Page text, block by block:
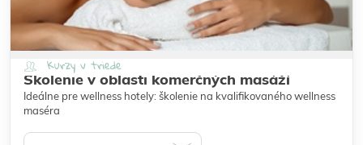
Kurzy v triede
Školenie v oblasti komerčných masáží
Ideálne pre wellness hotely: školenie na kvalifikovaného wellness
maséra